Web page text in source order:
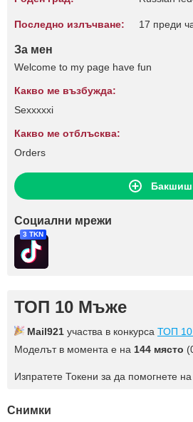
Последно излъчване: 17 преди
За мен
Welcome to my page have fun
Какво ме възбужда:
Sexxxxxi
Какво ме отблъсква:
Orders
Бакшиш
Социални мрежи
3 TKN
ТОП 10 Мъже
Mail921 участва в конкурса ТОП
Моделът в момента е на 144 място
Изпратете Токени за да помогнете на
Снимки